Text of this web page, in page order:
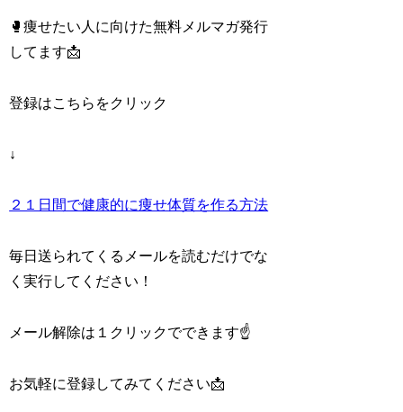
🥊痩せたい人に向けた無料メルマガ発行
してます📩
登録はこちらをクリック
↓
２１日間で健康的に痩せ体質を作る方法
毎日送られてくるメールを読むだけでな
く実行してください！
メール解除は１クリックでできます☝️
お気軽に登録してみてください📩